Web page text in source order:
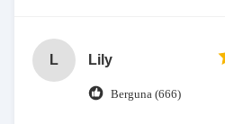
L Lily
Berguna (666)